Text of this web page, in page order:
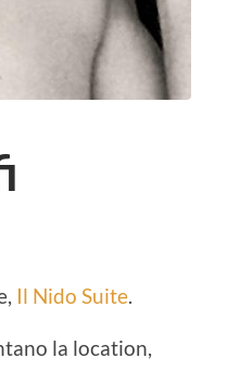
Il Nido Suite.
la location,